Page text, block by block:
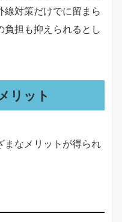
線対策だけでに留まら
担も抑えられるとし
リット
まなメリットが得られ